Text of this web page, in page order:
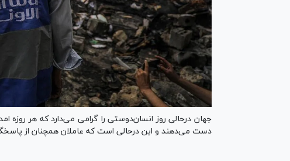
جهان درحالی روز انسان‌دوستی را گرامی می‌دارد که هر روزه
دست می‌دهند و این درحالی است که عاملان همچنان از